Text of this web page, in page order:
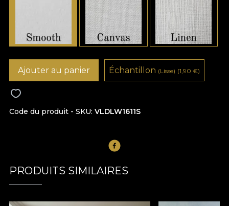
Code du produit - SKU VLDLW1611S
Ajouter au panier Échantillon (Lisse) (1,90 €)
PRODUITS SIMILAIRES